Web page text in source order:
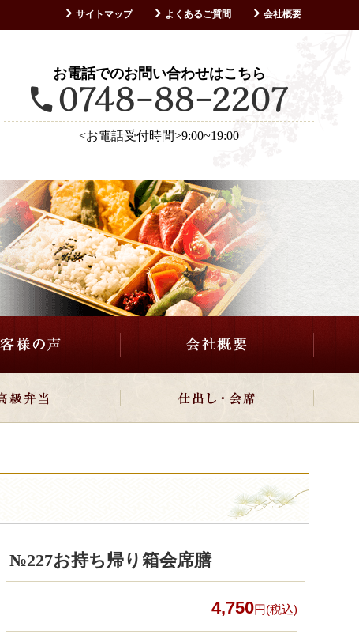
サイトマップ よくあるご質問 会社概要
お電話でのお問い合わせはこちら
<お電話受付時間>9:00~19:00
№227お持ち帰り箱会席膳
4,750円(税込)